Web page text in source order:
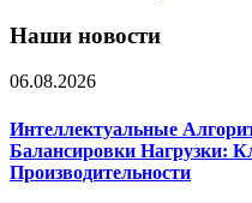
Наши новости
06.08.2026
Интеллектуальные
Балансировки Нагрузки:
Производительности